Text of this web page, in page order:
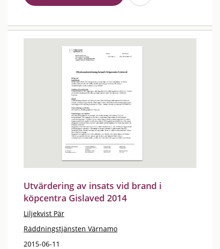
Utvärdering av insats vid brand i
köpcentra Gislaved 2014
Liljekvist Pär
Räddningstjänsten Värnamo
2015-06-11